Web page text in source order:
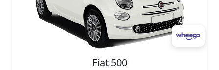
Fiat 500